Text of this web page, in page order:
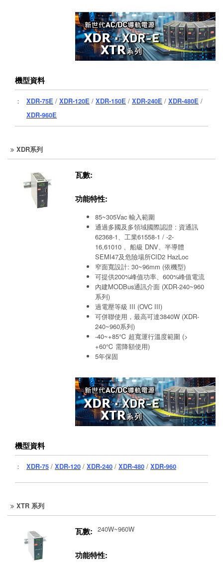
機型資料
： XDR-75E / XDR-120E / XDR-150E / XDR-240E / XDR-480E /
XDR-960E
XDR系列
瓦數:
功能特性:
85~305Vac 輸入範圍
通過多國及多領域國際認證 : 資通訊
62368-1、工業61558-1 / -2-
16,61010 、船級 DNV、半導體
SEMI47及危險場所CID2 HazLoc
窄面寬設計: 30~96mm (依機型)
可提供200%峰值功率、600%峰值電流
內建MODBus通訊介面 (XDR-240~960
系列)
過電壓等級 III (OVC III)
可併聯使用，最高可達3840W (XDR-
240~960系列)
-40~+85℃ 超寬運行溫度範圍 (>
+60℃ 需降額使用)
5年保固
機型資料
： XDR-75 / XDR-120 / XDR-240 / XDR-480 / XDR-960
XTR 系列
瓦數: 240W~960W
功能特性: